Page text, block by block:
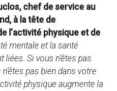
chef de service au
à la tête de
l’activité physique et de
mentale et la santé
Si vous n’êtes pas
pas bien dans votre
physique augmente la